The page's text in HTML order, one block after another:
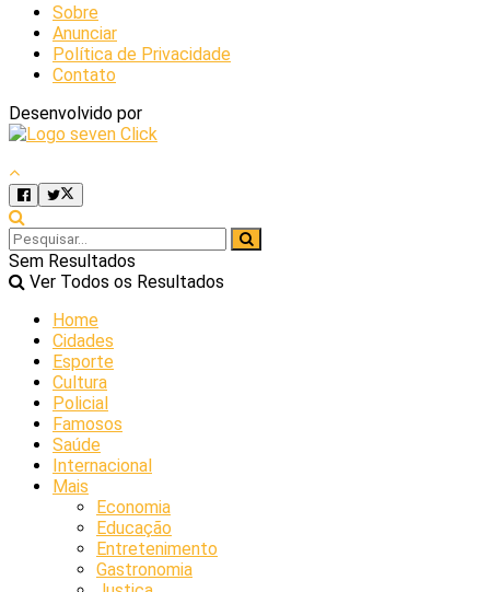
Sobre
Anunciar
Política de Privacidade
Contato
Desenvolvido por
Sem Resultados
Ver Todos os Resultados
Home
Cidades
Esporte
Cultura
Policial
Famosos
Saúde
Internacional
Mais
Economia
Educação
Entretenimento
Gastronomia